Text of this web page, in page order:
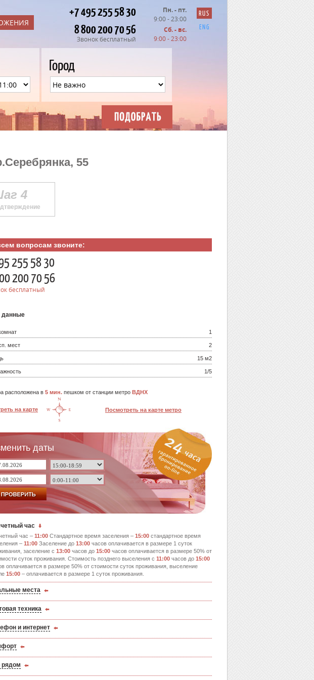
+7 495 255 58 30
8 800 200 70 56
Звонок бесплатный
Пн. - пт.
9:00 - 23:00
Сб. - вс.
9:00 - 23:00
RUS
ENG
Город
55
4
вопросам звоните:
255 58 30
200 70 56
бесплатный
1
мест 2
15 м2
1/5
расположена в 5 мин. пешком от станции метро ВДНХ
на карте Посмотреть на карте метро
даты
час
час – 11:00 Стандартное время заселения – 15:00 стандартное время
– 11:00 Заселение до 13:00 часов оплачивается в размере 1 суток
заселение с 13:00 часов до 15:00 часов оплачивается в размере 50% от
суток проживания. Стоимость позднего выселения с 11:00 часов до 15:00
оплачивается в размере 50% от стоимости суток проживания, выселение
15:00 – оплачивается в размере 1 суток проживания.
места
техника
и интернет
рядом